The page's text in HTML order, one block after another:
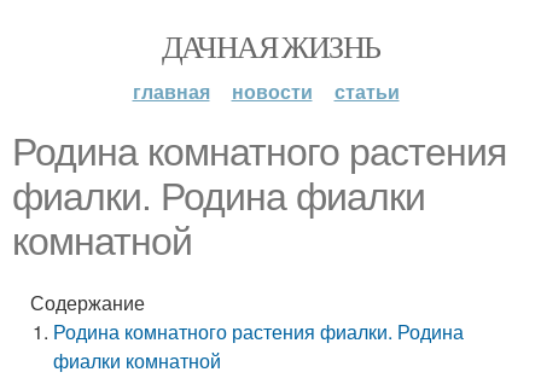
ДАЧНАЯ ЖИЗНЬ
главная новости статьи
Родина комнатного растения
фиалки. Родина фиалки
комнатной
Содержание
Родина комнатного растения фиалки. Родина
фиалки комнатной